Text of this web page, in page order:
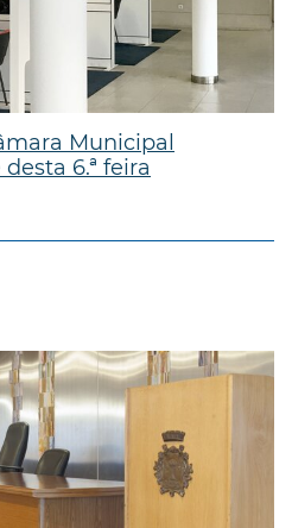
Municipal
6.ª feira